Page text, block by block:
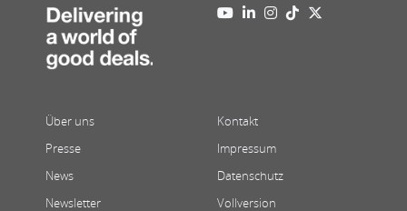
Über uns
Presse
News
Newsletter
Kontakt
Impressum
Datenschutz
Vollversion